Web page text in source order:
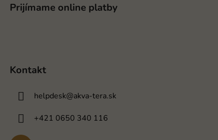
Prijímame online platby
Kontakt
helpdesk@akva-tera.sk
+421 0650 340 116